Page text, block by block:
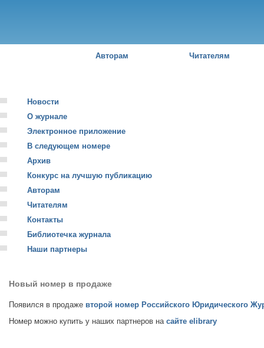
Авторам Читателям
Новости
О журнале
Электронное приложение
В следующем номере
Архив
Конкурс на лучшую публикацию
Авторам
Читателям
Контакты
Библиотечка журнала
Наши партнеры
Новый номер в продаже
Появился в продаже второй номер Российского Юридического
Номер можно купить у наших партнеров на сайте elibrary